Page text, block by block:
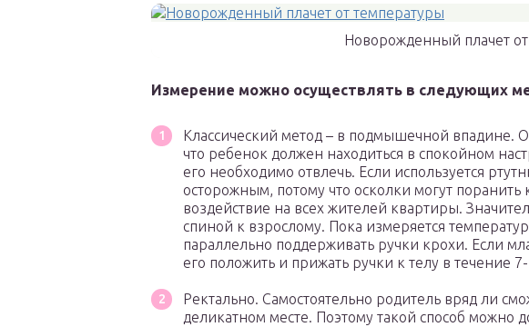
Новорожденный плачет
Измерение можно осуществлять в следующих
Классический метод – в подмышечной впадине.
что ребенок должен находиться в спокойном
его необходимо отвлечь. Если используется
осторожным, потому что осколки могут поранить
воздействие на всех жителей квартиры.
спиной к взрослому. Пока измеряется
параллельно поддерживать ручки крохи. Если
его положить и прижать ручки к телу в течение
Ректально. Самостоятельно родитель вряд ли
деликатном месте. Поэтому такой способ можно